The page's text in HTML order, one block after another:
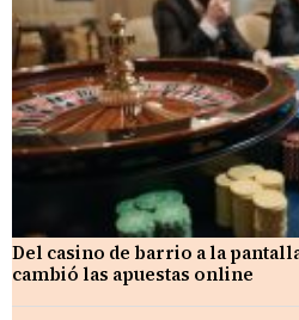
Del casino de barrio a la
cambió las apuestas online